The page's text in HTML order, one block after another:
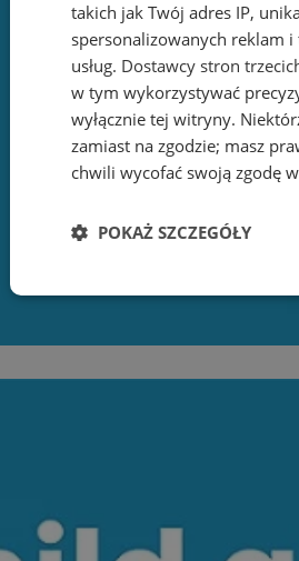
takich jak Twój adres IP,
spersonalizowanych reklam
usług. Dostawcy stron
w tym wykorzystywać
wyłącznie tej witryny.
zamiast na zgodzie; masz
chwili wycofać swoją zgodę w
POKAŻ SZCZEGÓŁY
Niezbędne
zarządzanie kontem. Bez
Nazwa